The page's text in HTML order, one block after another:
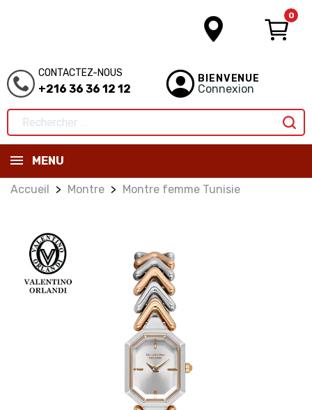
0
CONTACTEZ-NOUS
+216 36 36 12 12
BIENVENUE
Connexion
MENU
Accueil Montre Montre femme Tunisie